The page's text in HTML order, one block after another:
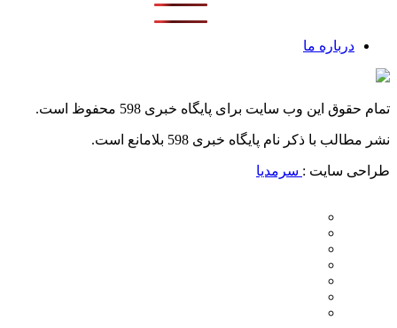
درباره ما
تمام حقوق این وب سایت برای پایگاه خبری 598 محفوظ است.
نشر مطالب با ذکر نام پایگاه خبری 598 بلامانع است.
طراحی سایت : سرمدیا